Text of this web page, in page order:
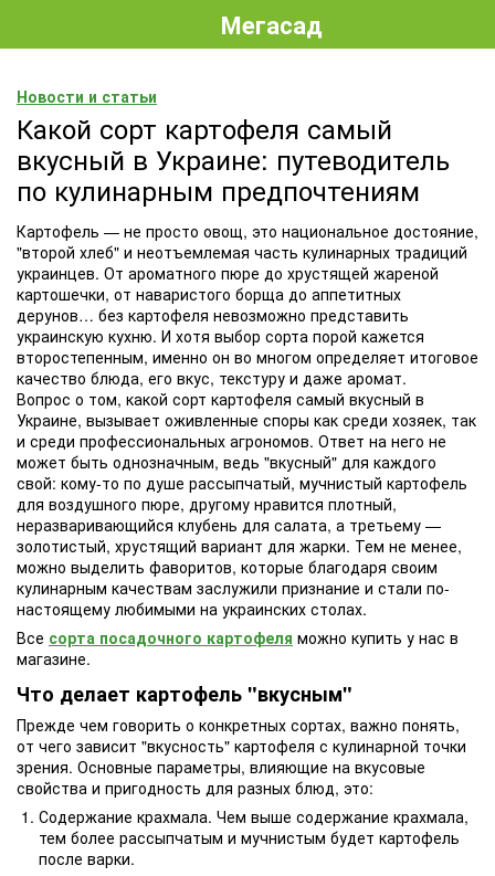
Мегасад
Новости и статьи
Какой сорт картофеля самый
вкусный в Украине: путеводитель
по кулинарным предпочтениям
Картофель — не просто овощ, это национальное достояние,
"второй хлеб" и неотъемлемая часть кулинарных традиций
украинцев. От ароматного пюре до хрустящей жареной
картошечки, от наваристого борща до аппетитных
дерунов… без картофеля невозможно представить
украинскую кухню. И хотя выбор сорта порой кажется
второстепенным, именно он во многом определяет итоговое
качество блюда, его вкус, текстуру и даже аромат.
Вопрос о том, какой сорт картофеля самый вкусный в
Украине, вызывает оживленные споры как среди хозяек, так
и среди профессиональных агрономов. Ответ на него не
может быть однозначным, ведь "вкусный" для каждого
свой: кому-то по душе рассыпчатый, мучнистый картофель
для воздушного пюре, другому нравится плотный,
неразваривающийся клубень для салата, а третьему —
золотистый, хрустящий вариант для жарки. Тем не менее,
можно выделить фаворитов, которые благодаря своим
кулинарным качествам заслужили признание и стали по-
настоящему любимыми на украинских столах.
Все сорта посадочного картофеля можно купить у нас в
магазине.
Что делает картофель "вкусным"
Прежде чем говорить о конкретных сортах, важно понять,
от чего зависит "вкусность" картофеля с кулинарной точки
зрения. Основные параметры, влияющие на вкусовые
свойства и пригодность для разных блюд, это:
Содержание крахмала. Чем выше содержание крахмала,
тем более рассыпчатым и мучнистым будет картофель
после варки.